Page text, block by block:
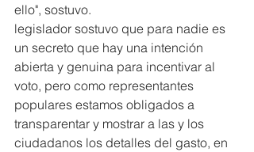
ello", sostuvo.
legislador sostuvo que para nadie es
un secreto que hay una intención
abierta y genuina para incentivar al
voto, pero como representantes
populares estamos obligados a
transparentar y mostrar a las y los
ciudadanos los detalles del gasto, en